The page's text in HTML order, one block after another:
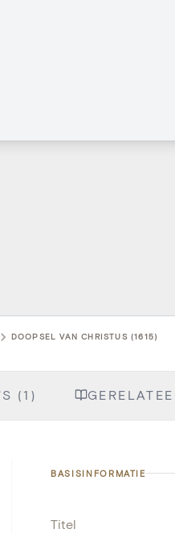
DOOPSEL VAN CHRISTUS (1615)
(1)
BASISINFORMATIE
Titel